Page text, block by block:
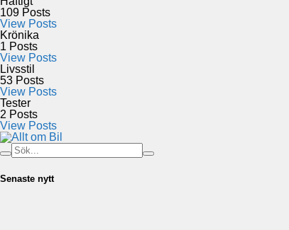
109 Posts
View Posts
Krönika
1 Posts
View Posts
Livsstil
53 Posts
View Posts
Tester
2 Posts
View Posts
Senaste nytt